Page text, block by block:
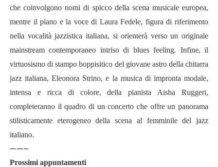
che coinvolgono nomi di spicco della scena musicale europea,
mentre il piano e la voce di Laura Fedele, figura di riferimento
nella vocalità jazzistica italiana, si orienterà verso un originale
mainstream contemporaneo intriso di blues feeling. Infine, il
virtuosismo di stampo boppisitico del giovane astro della chitarra
jazz italiana, Eleonora Strino, e la musica di impronta modale,
intensa e ricca di colore, della pianista Aisha Ruggeri,
completeranno il quadro di un concerto che offre un panorama
stilisticamente eterogeneo della scena al femminile del jazz
italiano.
——–
Prossimi appuntamenti